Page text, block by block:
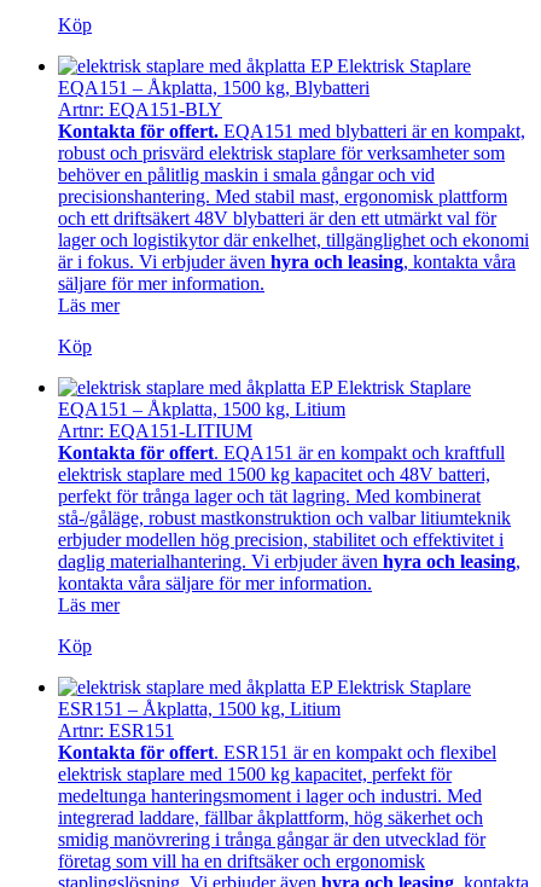
Köp
EP Elektrisk Staplare
EQA151 – Åkplatta, 1500 kg, Blybatteri
Artnr: EQA151-BLY
Kontakta för offert. EQA151 med blybatteri är en kompakt,
robust och prisvärd elektrisk staplare för verksamheter som
behöver en pålitlig maskin i smala gångar och vid
precisionshantering. Med stabil mast, ergonomisk plattform
och ett driftsäkert 48V blybatteri är den ett utmärkt val för
lager och logistikytor där enkelhet, tillgänglighet och ekonomi
är i fokus. Vi erbjuder även hyra och leasing, kontakta våra
säljare för mer information.
Läs mer
Köp
EP Elektrisk Staplare
EQA151 – Åkplatta, 1500 kg, Litium
Artnr: EQA151-LITIUM
Kontakta för offert. EQA151 är en kompakt och kraftfull
elektrisk staplare med 1500 kg kapacitet och 48V batteri,
perfekt för trånga lager och tät lagring. Med kombinerat
stå-/gåläge, robust mastkonstruktion och valbar litiumteknik
erbjuder modellen hög precision, stabilitet och effektivitet i
daglig materialhantering. Vi erbjuder även hyra och leasing,
kontakta våra säljare för mer information.
Läs mer
Köp
EP Elektrisk Staplare
ESR151 – Åkplatta, 1500 kg, Litium
Artnr: ESR151
Kontakta för offert. ESR151 är en kompakt och flexibel
elektrisk staplare med 1500 kg kapacitet, perfekt för
medeltunga hanteringsmoment i lager och industri. Med
integrerad laddare, fällbar åkplattform, hög säkerhet och
smidig manövrering i trånga gångar är den utvecklad för
företag som vill ha en driftsäker och ergonomisk
staplingslösning. Vi erbjuder även hyra och leasing, kontakta